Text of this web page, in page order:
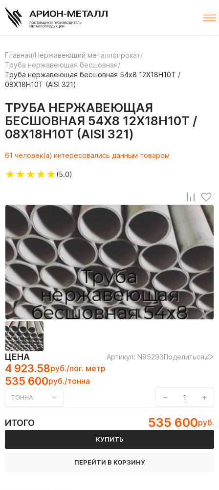
Главная/Нержавеющий металлопрокат/
Труба нержавеющая бесшовная/
Труба нержавеющая бесшовная 54х8 12Х18Н10Т /
08Х18Н10Т (AISI 321)
ТРУБА НЕРЖАВЕЮЩАЯ
БЕСШОВНАЯ 54Х8 12Х18Н10Т /
08Х18Н10Т (AISI 321)
61 человек(а) интересовались данным товаром
★★★★★(5.0)
ЦЕНА Артикул: N95293Поделиться
4 923.58руб./пог. метр
535 600руб./тонна
ТОННА − +
ИТОГО 535 600руб.
КУПИТЬ
ПЕРЕЙТИ В КОРЗИНУ